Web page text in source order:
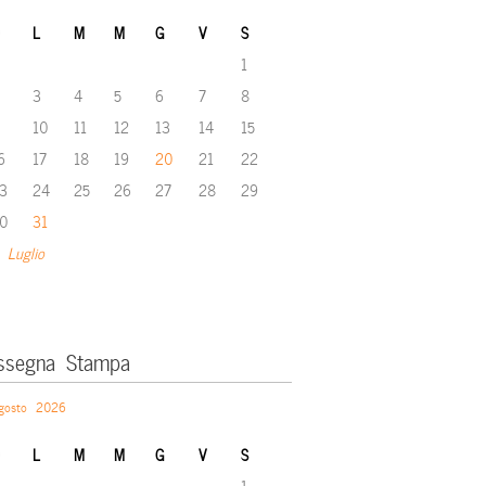
L M M G V S
Luglio
1
3 4 5 6 7
8
10 11 12 13 14
15
17 18 19 20 21
22
24 25 26 27 28
29
31
Stampa
2026
L M M G V S